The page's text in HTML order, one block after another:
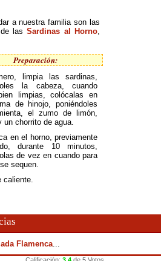
a nuestra familia son las
de lasSardinas al Horno,
Preparación:
limpia las sardinas,
la cabeza, cuando
limpias, colócalas en
de hinojo, poniéndoles
el zumo de limón,
un chorrito de agua.
en el horno, previamente
durante 10 minutos,
de vez en cuando para
sequen.
caliente.
Flamenca...